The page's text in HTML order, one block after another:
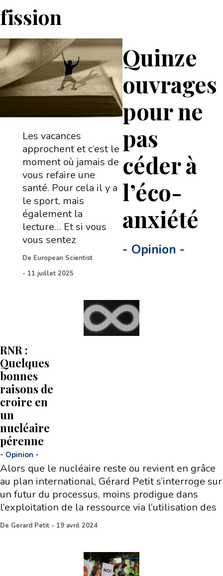
fission
Quinze
ouvrages
pour ne
pas
céder à
l’éco-
anxiété
- Opinion -
Les vacances
approchent et c’est le
moment où jamais de
vous refaire une
santé. Pour cela il y a
le sport, mais
également la
lecture… Et si vous
vous sentez
De European Scientist
- 11 juillet 2025
RNR :
Quelques
bonnes
raisons de
croire en
un
nucléaire
pérenne
- Opinion -
Alors que le nucléaire reste ou revient en grâce
au plan international, Gérard Petit s’interroge sur
un futur du processus, moins prodigue dans
l’exploitation de la ressource via l’utilisation des
De Gerard Petit - 19 avril 2024